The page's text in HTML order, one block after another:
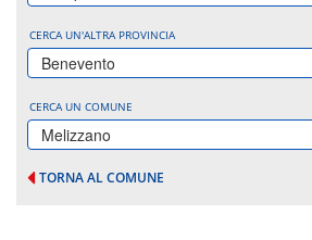
CERCA UN'ALTRA PROVINCIA
Benevento
CERCA UN COMUNE
Melizzano
TORNA AL COMUNE